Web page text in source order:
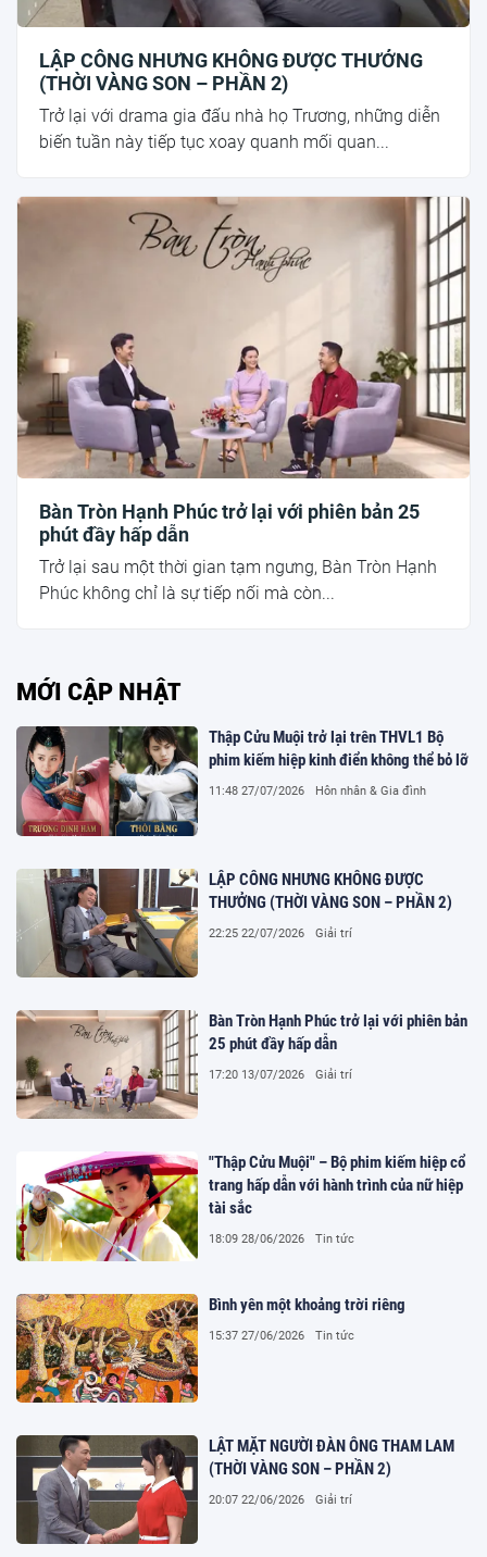
LẬP CÔNG NHƯNG KHÔNG ĐƯỢC THƯỞNG
(THỜI VÀNG SON – PHẦN 2)
Trở lại với drama gia đấu nhà họ Trương, những diễn
biến tuần này tiếp tục xoay quanh mối quan...
Bàn Tròn Hạnh Phúc trở lại với phiên bản 25
phút đầy hấp dẫn
Trở lại sau một thời gian tạm ngưng, Bàn Tròn Hạnh
Phúc không chỉ là sự tiếp nối mà còn...
MỚI CẬP NHẬT
Thập Cửu Muội trở lại trên THVL1 Bộ
phim kiếm hiệp kinh điển không thể bỏ lỡ
11:48 27/07/2026 Hôn nhân & Gia đình
LẬP CÔNG NHƯNG KHÔNG ĐƯỢC
THƯỞNG (THỜI VÀNG SON – PHẦN 2)
22:25 22/07/2026 Giải trí
Bàn Tròn Hạnh Phúc trở lại với phiên bản
25 phút đầy hấp dẫn
17:20 13/07/2026 Giải trí
"Thập Cửu Muội" – Bộ phim kiếm hiệp cổ
trang hấp dẫn với hành trình của nữ hiệp
tài sắc
18:09 28/06/2026 Tin tức
Bình yên một khoảng trời riêng
15:37 27/06/2026 Tin tức
LẬT MẶT NGƯỜI ĐÀN ÔNG THAM LAM
(THỜI VÀNG SON – PHẦN 2)
20:07 22/06/2026 Giải trí